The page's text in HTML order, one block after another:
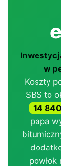
w
Koszty
SBS to
14 840
papa
powłok